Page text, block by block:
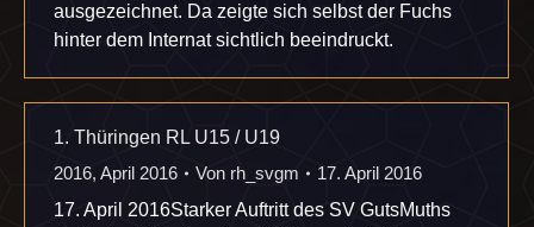
ausgezeichnet. Da zeigte sich selbst der Fuchs
hinter dem Internat sichtlich beeindruckt.
1. Thüringen RL U15 / U19
2016, April 2016 Von rh_svgm
17. April 2016
17. April 2016Starker Auftritt des SV GutsMuths